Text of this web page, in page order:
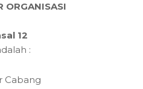
ORGANISASI
12
:
Cabang